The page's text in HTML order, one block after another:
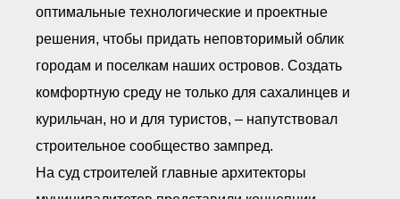
оптимальные технологические и проектные
решения, чтобы придать неповторимый облик
городам и поселкам наших островов. Создать
комфортную среду не только для сахалинцев и
курильчан, но и для туристов, – напутствовал
строительное сообщество зампред.
На суд строителей главные архитекторы